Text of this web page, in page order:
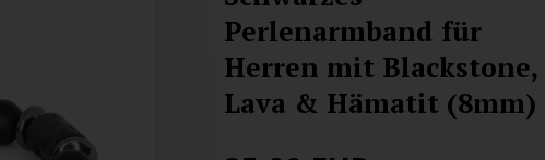
Perlenarmband für
Herren mit Blackstone,
Lava & Hämatit (8mm)